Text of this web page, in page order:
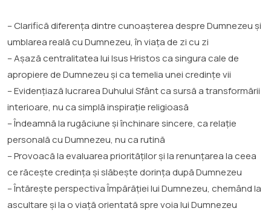
– Clarifică diferența dintre cunoașterea despre Dumnezeu și
umblarea reală cu Dumnezeu, în viața de zi cu zi
– Așază centralitatea lui Isus Hristos ca singura cale de
apropiere de Dumnezeu și ca temelia unei credințe vii
– Evidențiază lucrarea Duhului Sfânt ca sursă a transformării
interioare, nu ca simplă inspirație religioasă
– Îndeamnă la rugăciune și închinare sincere, ca relație
personală cu Dumnezeu, nu ca rutină
– Provoacă la evaluarea priorităților și la renunțarea la ceea
ce răcește credința și slăbește dorința după Dumnezeu
– Întărește perspectiva Împărăției lui Dumnezeu, chemând la
ascultare și la o viață orientată spre voia lui Dumnezeu